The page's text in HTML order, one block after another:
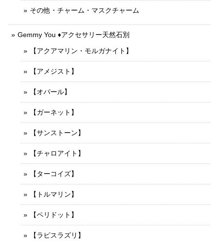
その他・チャーム・マスクチャーム
Gemmy You ♦︎アクセサリー天然石別
【アクアマリン・モルガナイト】
【アメジスト】
【オパール】
【ガーネット】
【サンストーン】
【チャロアイト】
【ターコイズ】
【トルマリン】
【ペリドット】
【ラピスラズリ】